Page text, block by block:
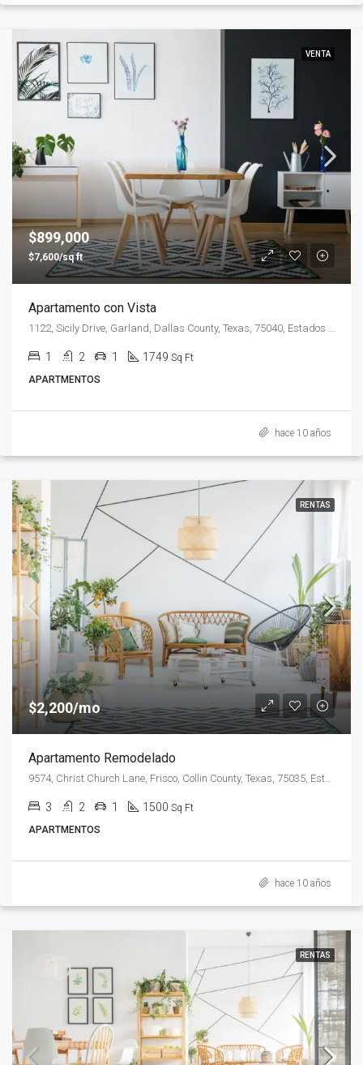
VENTA
$899,000
$7,600/sq ft
Apartamento con Vista
1 2 1 1749 Sq Ft
APARTMENTOS
hace 10 años
RENTAS
$2,200/mo
Apartamento Remodelado
9574, Christ Church Lane, Frisco, Collin County, Texas, 75035, Estados Unidos de América
3 2 1 1500 Sq Ft
APARTMENTOS
hace 10 años
RENTAS